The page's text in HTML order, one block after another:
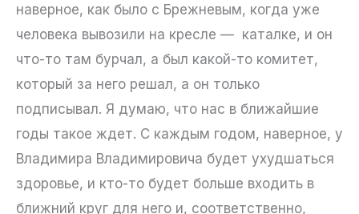
наверное, как было с Брежневым, когда уже
человека вывозили на кресле — каталке, и он
что-то там бурчал, а был какой-то комитет,
который за него решал, а он только
подписывал. Я думаю, что нас в ближайшие
годы такое ждет. С каждым годом, наверное, у
Владимира Владимировича будет ухудшаться
здоровье, и кто-то будет больше входить в
ближний круг для него и, соответственно,